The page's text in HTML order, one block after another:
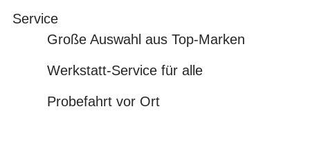
Service
Große Auswahl aus Top-Marken
Werkstatt-Service für alle
Probefahrt vor Ort